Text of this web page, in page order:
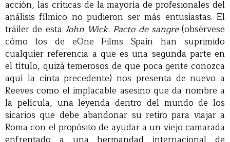
acción, las críticas de la mayoría de profesionales del
análisis fílmico no pudieron ser más entusiastas. El
tráiler de esta John Wick. Pacto de sangre(obsérvese
cómo los de eOne Films Spain han suprimido
cualquier referencia a que es una segunda parte en
el título, quizá temerosos de que poca gente conozca
aquí la cinta precedente) nos presenta de nuevo a
Reeves como el implacable asesino que da nombre a
la película, una leyenda dentro del mundo de los
sicarios que debe abandonar su retiro para viajar a
Roma con el propósito de ayudar a un viejo camarada